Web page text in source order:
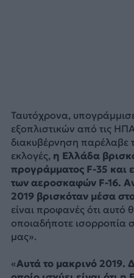
Ταυτόχρονα,
εξοπλιστικών από τις
διακυβέρνηση παρέλαβε
εκλογές, η Ελλάδα
προγράμματος F-35 και
των αεροσκαφών F-16.
2019 βρισκόταν μέσα
είναι προφανές ότι αυτό
οποιαδήποτε ισορροπία
μας».
«Αυτά το μακρινό 2019.